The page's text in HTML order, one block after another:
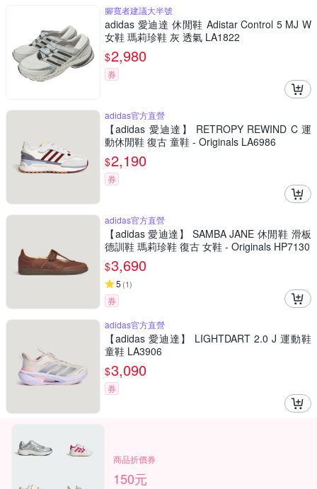
腳寬者建議大半號
adidas 愛迪達 休閒鞋 Adistar Control 5 MJ W
女鞋 瑪莉珍鞋 灰 透氣 LA1822
$2,980
券
adidas官方直營
【adidas 愛迪達】 RETROPY REWIND C 運
動休閒鞋 復古 童鞋 - Originals LA6986
$2,190
券
adidas官方直營
【adidas 愛迪達】 SAMBA JANE 休閒鞋 滑板
德訓鞋 瑪莉珍鞋 復古 女鞋 - Originals HP7130
$3,690
5 (1)
券
adidas官方直營
【adidas 愛迪達】 LIGHTDART 2.0 J 運動鞋
童鞋 LA3906
$3,090
券
商品折價券
150元